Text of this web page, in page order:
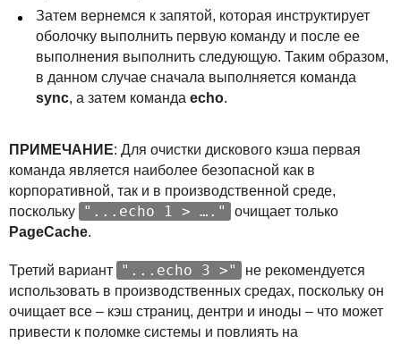
Затем вернемся к запятой, которая инструктирует
оболочку выполнить первую команду и после ее
выполнения выполнить следующую. Таким образом,
в данном случае сначала выполняется команда
sync, а затем команда echo.
ПРИМЕЧАНИЕ: Для очистки дискового кэша первая
команда является наиболее безопасной как в
корпоративной, так и в производственной среде,
поскольку
"...echo 1 > …."
очищает только
PageCache.
Третий вариант "...echo 3 >"
не рекомендуется
использовать в производственных средах, поскольку он
очищает все – кэш страниц, дентри и иноды – что может
привести к поломке системы и повлиять на